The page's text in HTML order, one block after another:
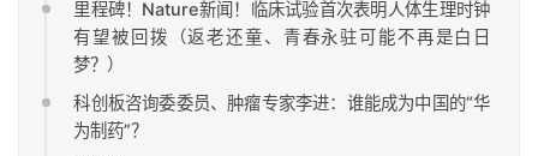
里程碑！Nature新闻！临床试验首次表明人体生理时钟
有望被回拨（返老还童、青春永驻可能不再是白日
梦？）
科创板咨询委委员、肿瘤专家李进：谁能成为中国的“华
为制药”？